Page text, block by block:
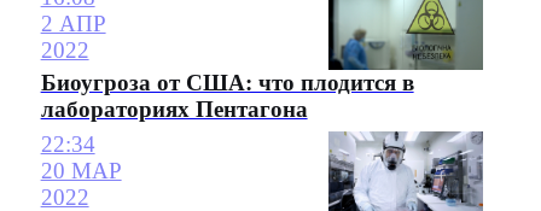
2 АПР
2022
Биоугроза от США: что плодится в
лабораториях Пентагона
22:34
20 МАР
2022